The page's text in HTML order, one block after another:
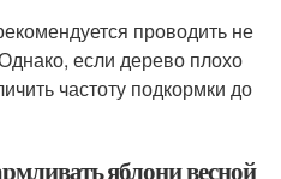
проводить не
если дерево плохо
частоту подкормки до
яблони весной